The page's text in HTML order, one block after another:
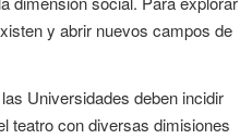
y abrir nuevos campos de
Universidades deben incidir
teatro con diversas dimisiones